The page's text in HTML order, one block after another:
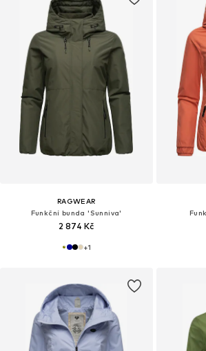
RAGWEAR
Funkční bunda 'Sunniva'
2 874 Kč
+1